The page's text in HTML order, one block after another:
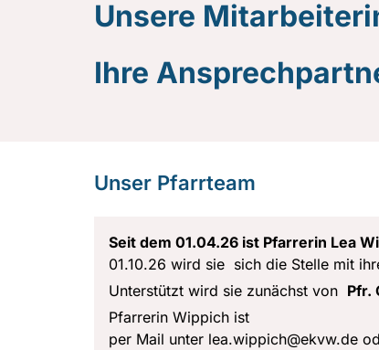
Unsere
Ihre
Unser Pfarrteam
Seit dem 01.04.26 ist Pfarrerin Lea
01.10.26 wird sie sich die Stelle mit
Unterstützt wird sie zunächst von Pfr.
Pfarrerin Wippich ist
per Mail unter lea.wippich@ekvw.de